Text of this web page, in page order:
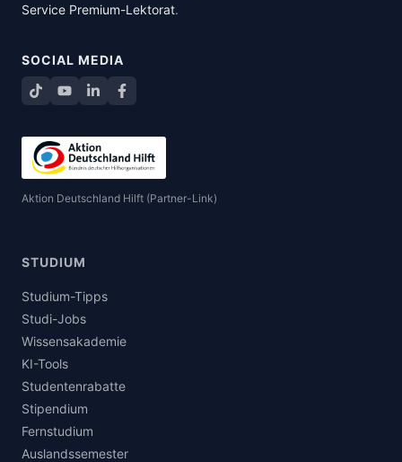
Service Premium-Lektorat.
SOCIAL MEDIA
TikTokYouTube
LinkedInFacebook teilen
Aktion Deutschland Hilft (Partner-Link)
STUDIUM
Studium-Tipps
Studi-Jobs
Wissensakademie
KI-Tools
Studentenrabatte
Stipendium
Fernstudium
Auslandssemester